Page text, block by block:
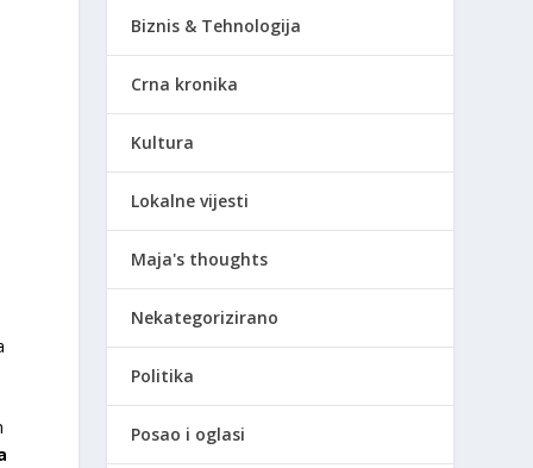
Biznis & Tehnologija
Crna kronika
Kultura
Lokalne vijesti
Maja's thoughts
Nekategorizirano
Politika
Posao i oglasi